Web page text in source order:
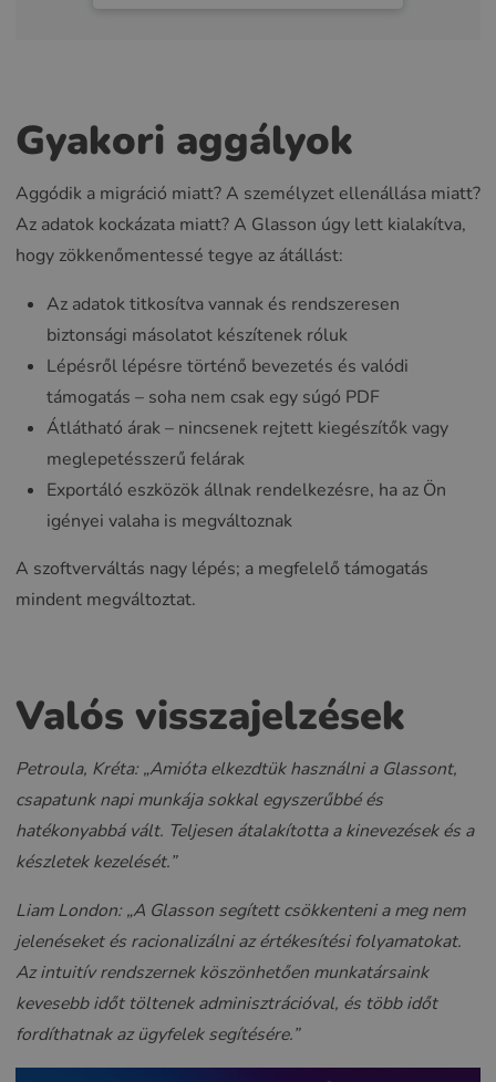
Gyakori aggályok
Aggódik a migráció miatt? A személyzet ellenállása miatt?
Az adatok kockázata miatt? A Glasson úgy lett kialakítva,
hogy zökkenőmentessé tegye az átállást:
Az adatok titkosítva vannak és rendszeresen
biztonsági másolatot készítenek róluk
Lépésről lépésre történő bevezetés és valódi
támogatás – soha nem csak egy súgó PDF
Átlátható árak – nincsenek rejtett kiegészítők vagy
meglepetésszerű felárak
Exportáló eszközök állnak rendelkezésre, ha az Ön
igényei valaha is megváltoznak
A szoftverváltás nagy lépés; a megfelelő támogatás
mindent megváltoztat.
Valós visszajelzések
Petroula, Kréta: „Amióta elkezdtük használni a Glassont,
csapatunk napi munkája sokkal egyszerűbbé és
hatékonyabbá vált. Teljesen átalakította a kinevezések és a
készletek kezelését.”
Liam London: „A Glasson segített csökkenteni a meg nem
jelenéseket és racionalizálni az értékesítési folyamatokat.
Az intuitív rendszernek köszönhetően munkatársaink
kevesebb időt töltenek adminisztrációval, és több időt
fordíthatnak az ügyfelek segítésére.”